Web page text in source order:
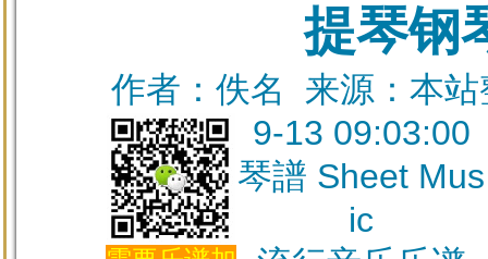
提琴钢
作者：佚名 来源：本
9-13 09:03:00
琴譜 Sheet Mus
ic